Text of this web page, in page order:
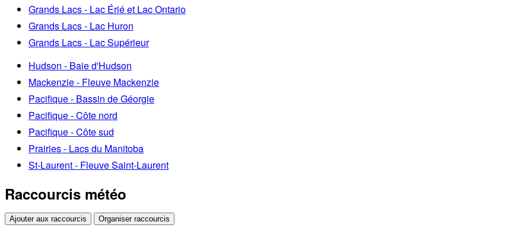
Grands Lacs - Lac Érié et Lac Ontario
Grands Lacs - Lac Huron
Grands Lacs - Lac Supérieur
Hudson - Baie d'Hudson
Mackenzie - Fleuve Mackenzie
Pacifique - Bassin de Géorgie
Pacifique - Côte nord
Pacifique - Côte sud
Prairies - Lacs du Manitoba
St-Laurent - Fleuve Saint-Laurent
Raccourcis météo
Ajouter aux raccourcis Organiser raccourcis